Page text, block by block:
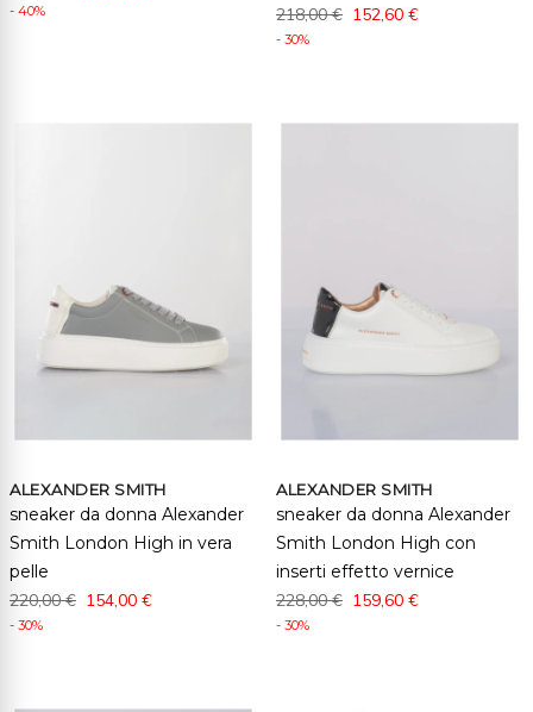
- 40%
218,00 € 152,60 €
- 30%
ALEXANDER SMITH
sneaker da donna Alexander
Smith London High in vera
pelle
220,00 € 154,00 €
- 30%
ALEXANDER SMITH
sneaker da donna Alexander
Smith London High con
inserti effetto vernice
228,00 € 159,60 €
- 30%